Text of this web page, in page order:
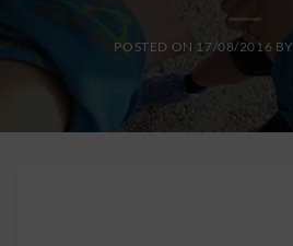
POSTED ON 17/08/2016 BY